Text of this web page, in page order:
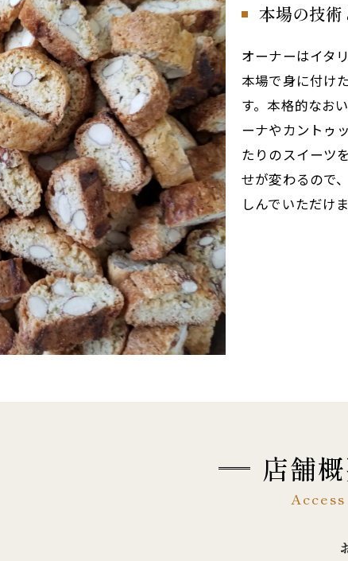
本場の技術
オーナーはイタ
本場で身に付け
す。本格的なお
ーナやカントゥ
たりのスイーツ
せが変わるので
しんでいただけま
店舗
Access